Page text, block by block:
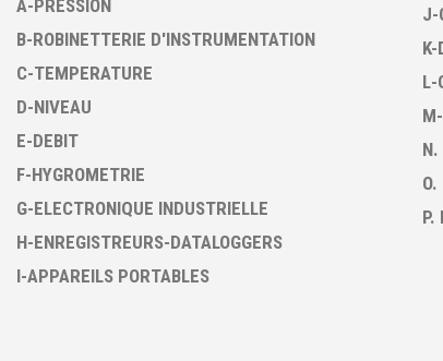
A-PRESSION
B-ROBINETTERIE D'INSTRUMENTATION
C-TEMPERATURE
D-NIVEAU
E-DEBIT
F-HYGROMETRIE
G-ELECTRONIQUE INDUSTRIELLE
H-ENREGISTREURS-DATALOGGERS
I-APPAREILS PORTABLES
J-
K-
L-
N.
P.